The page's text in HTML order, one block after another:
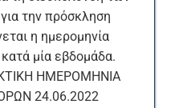
την πρόσκληση
η ημερομηνία
μία εβδομάδα.
ΗΜΕΡΟΜΗΝΙΑ
24.06.2022